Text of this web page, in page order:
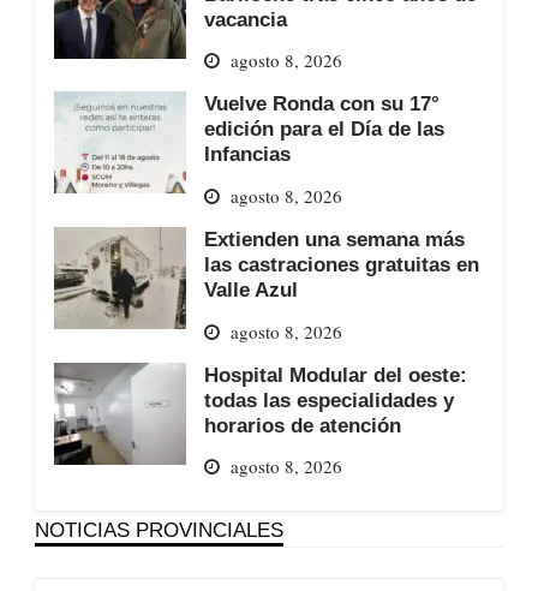
vacancia
agosto 8, 2026
Vuelve Ronda con su 17°
edición para el Día de las
Infancias
agosto 8, 2026
Extienden una semana más
las castraciones gratuitas en
Valle Azul
agosto 8, 2026
Hospital Modular del oeste:
todas las especialidades y
horarios de atención
agosto 8, 2026
NOTICIAS PROVINCIALES